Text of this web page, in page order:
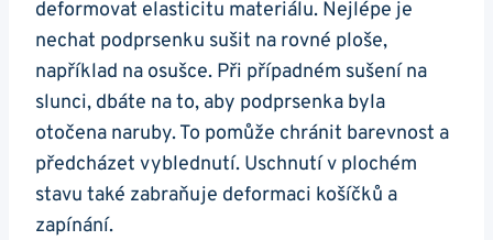
deformovat elasticitu materiálu. Nejlépe je
nechat podprsenku sušit na rovné ploše,
například na osušce. Při případném sušení na
slunci, dbáte na to, aby podprsenka byla
otočena naruby. To pomůže chránit barevnost a
předcházet vyblednutí. Uschnutí v plochém
stavu také zabraňuje deformaci košíčků a
zapínání.